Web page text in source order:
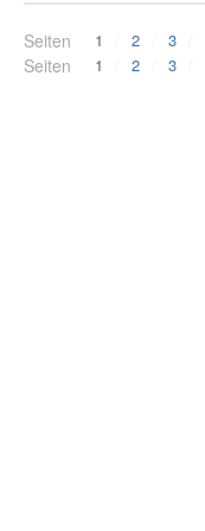
Seiten 1 2 3
Seiten 1 2 3